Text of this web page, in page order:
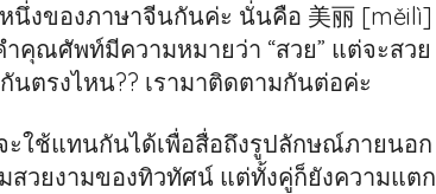
นึ่งของภาษาจีนกันค่ะ นั่นคือ 美丽 [měilì]
คุณศัพท์มีความหมายว่า “สวย” แต่จะสวย
นตรงไหน?? เรามาติดตามกันต่อค่ะ
ะใช้แทนกันได้เพื่อสื่อถึงรูปลักษณ์ภายนอก
สวยงามของทิวทัศน์ แต่ทั้งคู่ก็ยังความแตก